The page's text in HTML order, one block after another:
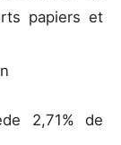
papiers et
2,71% de